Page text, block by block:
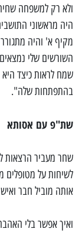
ולא רק למשפחה
היה מראשוני
מקיף א' והיה
השורשים שלי
שמח לראות כיצד
בהתפתחות שלה".
שת"פ עם אסותא
שחר מעביר הרצאות
לשיחות על מטופלים
אותה מוביל חבר
ואיך אפשר בלי